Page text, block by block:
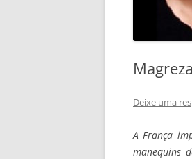
Deixe uma
A França
manequins